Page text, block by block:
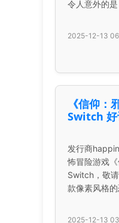
令人意外的
2025-12-13
《信仰：
Switch 好
发行商
怖冒险游戏
Switch，敬
款像素风格
2025-12-13